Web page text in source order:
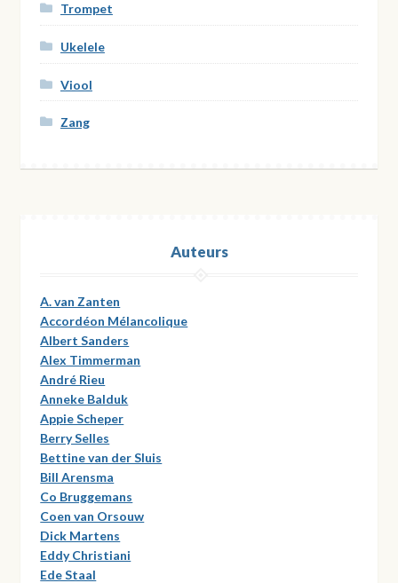
Trompet
Ukelele
Viool
Zang
Auteurs
A. van Zanten
Accordéon Mélancolique
Albert Sanders
Alex Timmerman
André Rieu
Anneke Balduk
Appie Scheper
Berry Selles
Bettine van der Sluis
Bill Arensma
Co Bruggemans
Coen van Orsouw
Dick Martens
Eddy Christiani
Ede Staal